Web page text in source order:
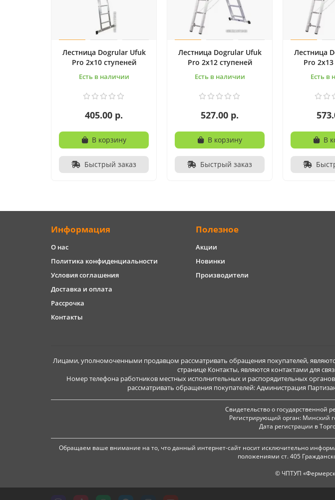
Лестница Dogrular Ufuk
Pro 2x10 ступеней
Есть в наличии
405.00 р.
В корзину
Быстрый заказ
Лестница Dogrular Ufuk
Pro 2x12 ступеней
Есть в наличии
527.00 р.
В корзину
Быстрый заказ
Лестница
Pro
Есть в
В
Информация
О нас
Политика конфиденциальности
Условия соглашения
Доставка и оплата
Рассрочка
Контакты
Полезное
Акции
Новинки
Производители
Лицами, уполномоченными продавцом рассматривать обращения покупателей,
странице Контакты, являются контактами для
Номер телефона работников местных исполнительных и распорядительных
рассматривать обращения покупателей: Администрация
Свидетельство о государственной
Регистрирующий орган: Минский
Дата регистрации в
Обращаем ваше внимание на то, что данный интернет-сайт носит исключительно
положениями ст. 405
© ЧПТУП